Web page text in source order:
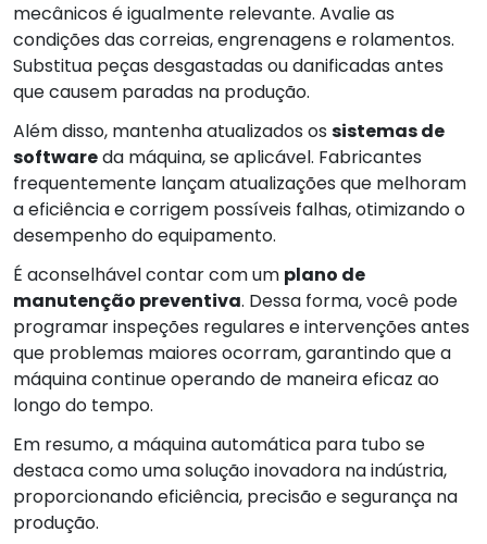
mecânicos é igualmente relevante. Avalie as
condições das correias, engrenagens e rolamentos.
Substitua peças desgastadas ou danificadas antes
que causem paradas na produção.
Além disso, mantenha atualizados os sistemas de
softwareda máquina, se aplicável. Fabricantes
frequentemente lançam atualizações que melhoram
a eficiência e corrigem possíveis falhas, otimizando o
desempenho do equipamento.
É aconselhável contar com um plano de
manutenção preventiva. Dessa forma, você pode
programar inspeções regulares e intervenções antes
que problemas maiores ocorram, garantindo que a
máquina continue operando de maneira eficaz ao
longo do tempo.
Em resumo, a máquina automática para tubo se
destaca como uma solução inovadora na indústria,
proporcionando eficiência, precisão e segurança na
produção.